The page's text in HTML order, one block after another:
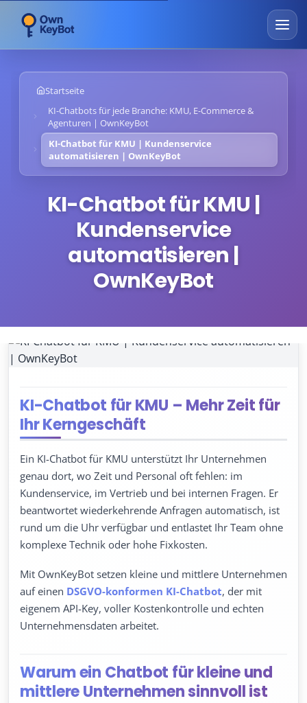
Startseite
KI-Chatbots für jede Branche: KMU, E-Commerce &
Agenturen | OwnKeyBot
KI-Chatbot für KMU | Kundenservice
automatisieren | OwnKeyBot
KI-Chatbot für KMU |
Kundenservice
automatisieren |
OwnKeyBot
KI-Chatbot für KMU – Mehr Zeit für
Ihr Kerngeschäft
Ein KI-Chatbot für KMU unterstützt Ihr Unternehmen
genau dort, wo Zeit und Personal oft fehlen: im
Kundenservice, im Vertrieb und bei internen Fragen. Er
beantwortet wiederkehrende Anfragen automatisch, ist
rund um die Uhr verfügbar und entlastet Ihr Team ohne
komplexe Technik oder hohe Fixkosten.
Mit OwnKeyBot setzen kleine und mittlere Unternehmen
auf einen DSGVO-konformen KI-Chatbot, der mit
eigenem API-Key, voller Kostenkontrolle und echten
Unternehmensdaten arbeitet.
Warum ein Chatbot für kleine und
mittlere Unternehmen sinnvoll ist